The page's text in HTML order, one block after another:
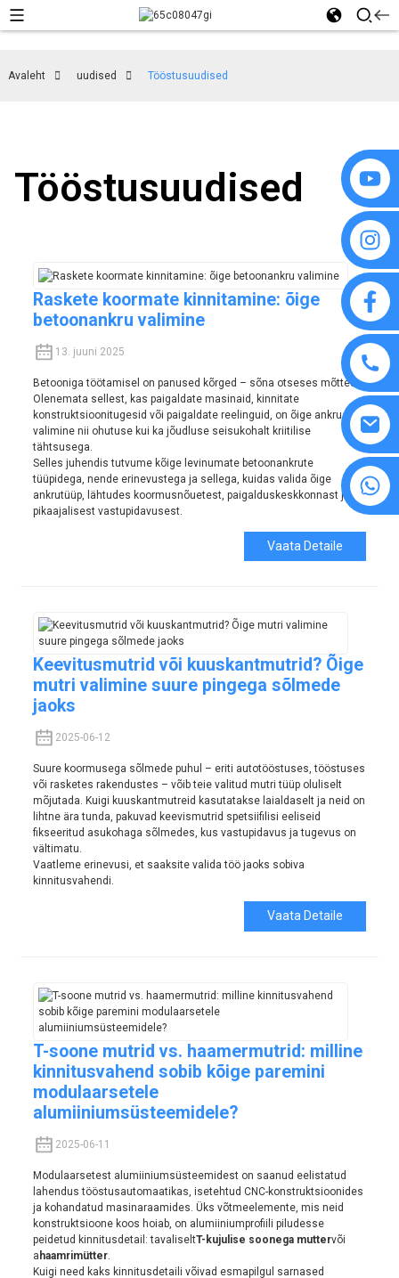
8615594860638
Avaleht uudised Tööstusuudised
Tööstusuudised
Raskete koormate kinnitamine: õige
betoonankru valimine
13. juuni 2025
Betooniga töötamisel on panused kõrged – sõna otseses mõttes.
Olenemata sellest, kas paigaldate masinaid, kinnitate
konstruktsioonitugesid või paigaldate reelinguid, on õige ankru
valimine nii ohutuse kui ka jõudluse seisukohalt kriitilise
tähtsusega.
Selles juhendis tutvume kõige levinumate betoonankrute
tüüpidega, nende erinevustega ja sellega, kuidas valida õige
ankrutüüp, lähtudes koormusnõuetest, paigalduskeskkonnast ja
pikaajalisest vastupidavusest.
Vaata Detaile
Keevitusmutrid või kuuskantmutrid? Õige
mutri valimine suure pingega sõlmede
jaoks
2025-06-12
Suure koormusega sõlmede puhul – eriti autotööstuses, tööstuses
või rasketes rakendustes – võib teie valitud mutri tüüp oluliselt
mõjutada. Kuigi kuuskantmutreid kasutatakse laialdaselt ja neid on
lihtne ära tunda, pakuvad keevismutrid spetsiifilisi eeliseid
fikseeritud asukohaga sõlmedes, kus vastupidavus ja tugevus on
vältimatu.
Vaatleme erinevusi, et saaksite valida töö jaoks sobiva
kinnitusvahendi.
Vaata Detaile
T-soone mutrid vs. haamermutrid: milline
kinnitusvahend sobib kõige paremini
modulaarsetele
alumiiniumsüsteemidele?
2025-06-11
Modulaarsetest alumiiniumsüsteemidest on saanud eelistatud
lahendus tööstusautomaatikas, isetehtud CNC-konstruktsioonides
ja kohandatud masinaraamides. Üks võtmeelemente, mis neid
konstruktsioone koos hoiab, on alumiiniumprofiili piludesse
peidetud kinnitusdetail: tavaliseltT-kujulise soonega muttervõi
a haamrimütter.
Kuigi need kaks kinnitusdetaili võivad esmapilgul sarnased